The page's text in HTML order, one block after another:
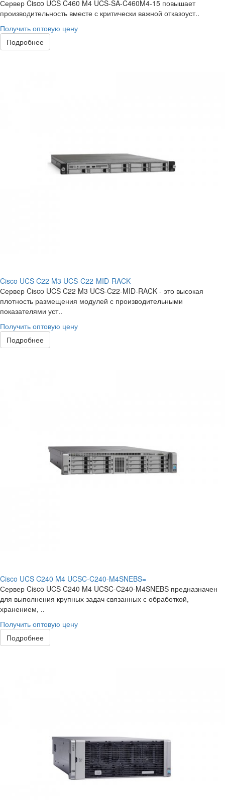
Сервер Cisco UCS C460 M4 UCS-SA-C460M4-15 повышает
производительность вместе с критически важной отказоуст..
Получить оптовую цену
Подробнее
Cisco UCS C22 M3 UCS-C22-MID-RACK
Сервер Cisco UCS C22 M3 UCS-C22-MID-RACK - это высокая
плотность размещения модулей с производительными
показателями уст..
Получить оптовую цену
Подробнее
Cisco UCS C240 M4 UCSC-C240-M4SNEBS=
Сервер Cisco UCS C240 M4 UCSC-C240-M4SNEBS предназначен
для выполнения крупных задач связанных с обработкой,
хранением, ..
Получить оптовую цену
Подробнее